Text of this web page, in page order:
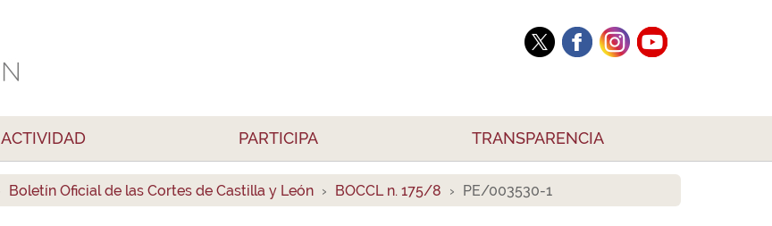
ACTIVIDAD PARTICIPA TRANSPARENCIA
Boletín Oficial de las Cortes de Castilla y León BOCCL n. 175/8 PE/003530-1